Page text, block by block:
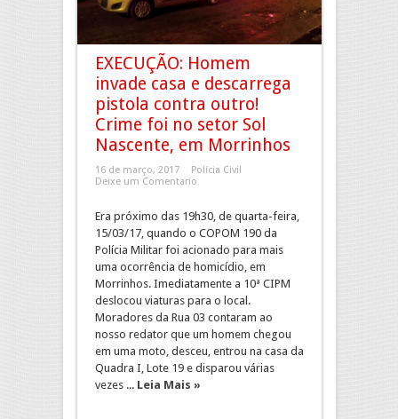
EXECUÇÃO: Homem
invade casa e descarrega
pistola contra outro!
Crime foi no setor Sol
Nascente, em Morrinhos
16 de março, 2017
Polícia Civil
Deixe um Comentario
Era próximo das 19h30, de quarta-feira,
15/03/17, quando o COPOM 190 da
Polícia Militar foi acionado para mais
uma ocorrência de homicídio, em
Morrinhos. Imediatamente a 10ª CIPM
deslocou viaturas para o local.
Moradores da Rua 03 contaram ao
nosso redator que um homem chegou
em uma moto, desceu, entrou na casa da
Quadra I, Lote 19 e disparou várias
vezes ... Leia Mais »